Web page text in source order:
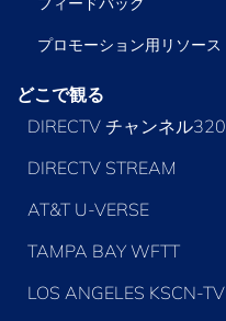
プロモーション用リソース
どこで観る
DIRECTV チャンネル320
DIRECTV STREAM
AT&T U-VERSE
TAMPA BAY WFTT
LOS ANGELES KSCN-TV